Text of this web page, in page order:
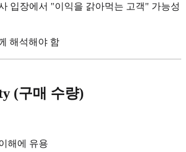
입장에서 "이익을 갉아먹는 고객" 가능성
해석해야 함
(구매 수량)
해에 유용